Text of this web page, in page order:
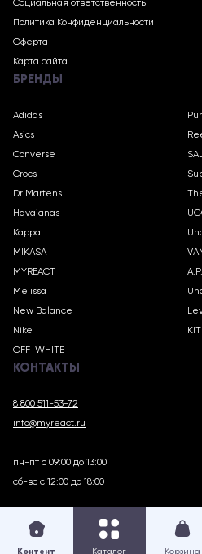
Социальная ответственность
Политика Конфиденциальности
Оферта
Карта сайта
БРЕНДЫ
Adidas
Asics
Converse
Crocs
Dr Martens
Havaianas
Kappa
MIKASA
MYREACT
Melissa
New Balance
Nike
OFF-WHITE
КОНТАКТЫ
8 800 511-53-72
info@myreact.ru
пн-пт с 09:00 до 13:00
сб-вс с 12:00 до 18:00
Контент Каталог Корзина